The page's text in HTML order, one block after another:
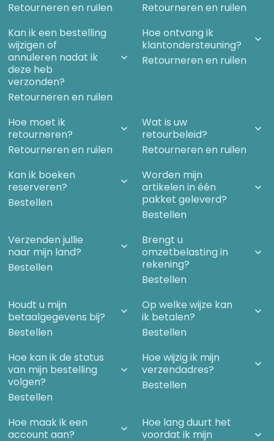
Retourneren en ruilen
Retourneren en ruilen
Kan ik een bestelling
wijzigen of
annuleren nadat ik
deze heb
verzonden?
Retourneren en ruilen
Hoe ontvang ik
klantondersteuning?
Retourneren en ruilen
Hoe moet ik
retourneren?
Retourneren en ruilen
Wat is uw
retourbeleid?
Retourneren en ruilen
Kan ik boeken
reserveren?
Bestellen
Worden mijn
artikelen in één
pakket geleverd?
Bestellen
Verzenden jullie
naar mijn land?
Bestellen
Brengt u
omzetbelasting in
rekening?
Bestellen
Houdt u mijn
betaalgegevens bij?
Bestellen
Op welke wijze kan
ik betalen?
Bestellen
Hoe kan ik de status
van mijn bestelling
volgen?
Bestellen
Hoe wijzig ik mijn
verzendadres?
Bestellen
Hoe maak ik een
account aan?
Hoe lang duurt het
voordat ik mijn